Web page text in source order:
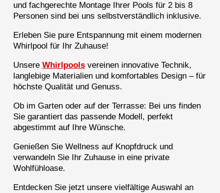
und fachgerechte Montage Ihrer Pools für 2 bis 8
Personen sind bei uns selbstverständlich inklusive.
Erleben Sie pure Entspannung mit einem modernen
Whirlpool für Ihr Zuhause!
Unsere Whirlpoolsvereinen innovative Technik,
langlebige Materialien und komfortables Design – für
höchste Qualität und Genuss.
Ob im Garten oder auf der Terrasse: Bei uns finden
Sie garantiert das passende Modell, perfekt
abgestimmt auf Ihre Wünsche.
Genießen Sie Wellness auf Knopfdruck und
verwandeln Sie Ihr Zuhause in eine private
Wohlfühloase.
Entdecken Sie jetzt unsere vielfältige Auswahl an